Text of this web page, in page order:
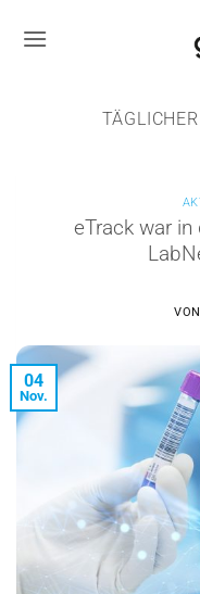
Inhalt
eTrack war
04
Nov.